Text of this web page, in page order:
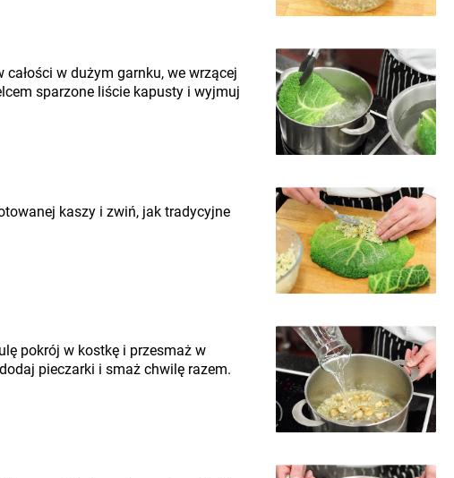
w dużym garnku, we wrzącej
sparzone liście kapusty i wyjmuj
kaszy i zwiń, jak tradycyjne
pokrój w kostkę i przesmaż w
pieczarki i smaż chwilę razem.